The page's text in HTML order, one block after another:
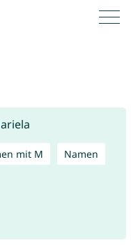
mit M Namen